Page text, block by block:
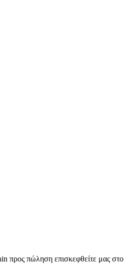
προς πώληση επισκεφθείτε μας στο